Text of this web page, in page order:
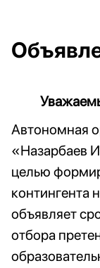
Автономная
«Назарбаев
целью
контингента
объявляет
отбора